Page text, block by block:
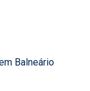
Balneário